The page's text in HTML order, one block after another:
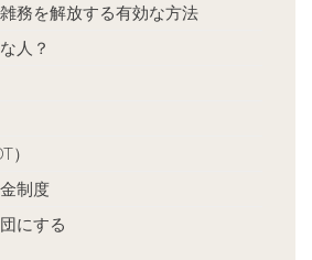
務を解放する有効な方法
人？
）
制度
にする